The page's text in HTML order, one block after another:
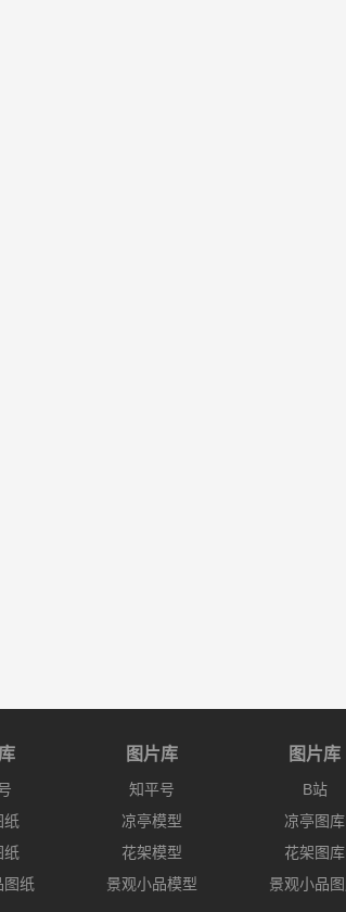
纸
纸
图纸
图片库
知平号
凉亭模型
花架模型
景观小品模型
图片库
B站
凉亭图库
花架图库
景观小品